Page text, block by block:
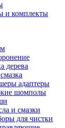
и комплекты
дерева
адаптеры
шомполы
и смазки
для чистки